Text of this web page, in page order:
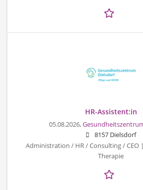
HR-Assistent:in
05.08.2026,
8157 Dielsdorf
Administration / HR / Consulting / CEO
Therapie